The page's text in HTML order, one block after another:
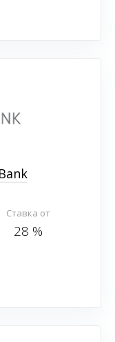
Ставка от
28 %